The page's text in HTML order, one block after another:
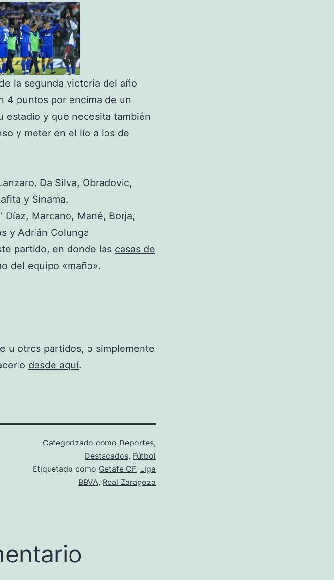
la segunda victoria del año
4 puntos por encima de un
estadio y que necesita también
y meter en el lío a los de
Da Silva, Obradovic,
y Sinama.
Díaz, Marcano, Mané, Borja,
y Adrián Colunga
partido, en donde las casas de
del equipo «maño».
u otros partidos, o simplemente
desde aquí.
Categorizado como Deportes,
Destacados, Fútbol
Etiquetado como Getafe CF, Liga
BBVA, Real Zaragoza